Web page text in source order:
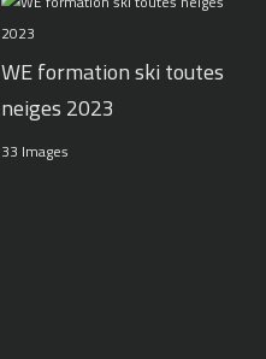
WE formation ski toutes
neiges 2023
33 Images